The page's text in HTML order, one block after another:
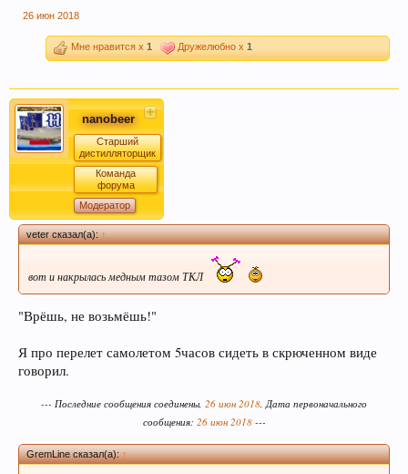
Кофе оказывает воздействие на
преждевременное старение человека и
способствует развитию онкозаболеваний. Пиво
же наоборот защищает ДНК.
Пиво может оказать положительное действие
при сердечно-сосудистых заболеваниях и
служить средством их профилактики
26 июн 2018
Мне нравится x 1 Дружелюбно x 1
nanobeer
Старший
дистилляторщик
Команда
форума
Модератор
veter сказал(а):↑
вот и накрылась медным тазом ТКЛ
"Врёшь, не возьмёшь!"
Я про перелет самолетом 5часов сидеть в скрюченном виде
говорил.
--- Последние сообщения соединены, 26 июн 2018 , Дата первоначального
сообщения: 26 июн 2018---
GremLine сказал(а):↑